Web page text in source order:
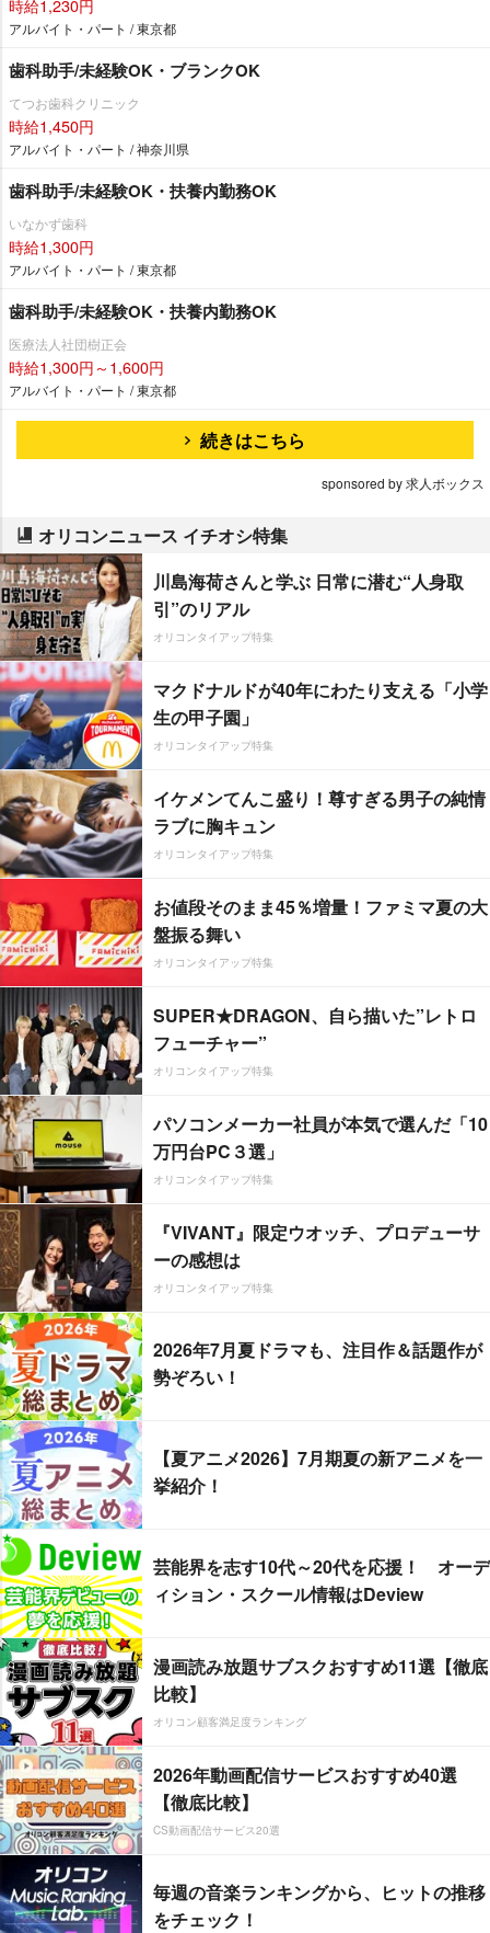
時給1,230円
アルバイト・パート / 東京都
歯科助手/未経験OK・ブランクOK
てつお歯科クリニック
時給1,450円
アルバイト・パート / 神奈川県
歯科助手/未経験OK・扶養内勤務OK
いなかず歯科
時給1,300円
アルバイト・パート / 東京都
歯科助手/未経験OK・扶養内勤務OK
医療法人社団樹正会
時給1,300円～1,600円
アルバイト・パート / 東京都
続きはこちら
sponsored by 求人ボックス
オリコンニュース イチオシ特集
川島海荷さんと学ぶ 日常に潜む“人身取
引”のリアル
オリコンタイアップ特集
マクドナルドが40年にわたり支える「小学
生の甲子園」
オリコンタイアップ特集
イケメンてんこ盛り！尊すぎる男子の純情
ラブに胸キュン
オリコンタイアップ特集
お値段そのまま45％増量！ファミマ夏の大
盤振る舞い
オリコンタイアップ特集
SUPER★DRAGON、自ら描いた”レトロ
フューチャー”
オリコンタイアップ特集
パソコンメーカー社員が本気で選んだ「10
万円台PC３選」
オリコンタイアップ特集
『VIVANT』限定ウオッチ、プロデューサ
ーの感想は
オリコンタイアップ特集
2026年7月夏ドラマも、注目作＆話題作が
勢ぞろい！
【夏アニメ2026】7月期夏の新アニメを一
挙紹介！
芸能界を志す10代～20代を応援！ オーデ
ィション・スクール情報はDeview
漫画読み放題サブスクおすすめ11選【徹底
比較】
オリコン顧客満足度ランキング
2026年動画配信サービスおすすめ40選
【徹底比較】
CS動画配信サービス20選
毎週の音楽ランキングから、ヒットの推移
をチェック！